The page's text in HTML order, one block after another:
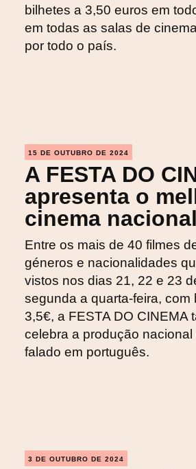
bilhetes a 3,50 euros em
em todas as salas de
por todo o país.
15 DE OUTUBRO DE 2024
A FESTA DO
apresenta o
cinema nacional
Entre os mais de 40 filmes
géneros e nacionalidades
vistos nos dias 21, 22 e 23
segunda a quarta-feira, com
3,5€, a FESTA DO CINEMA
celebra a produção nacional
falado em português.
3 DE OUTUBRO DE 2024